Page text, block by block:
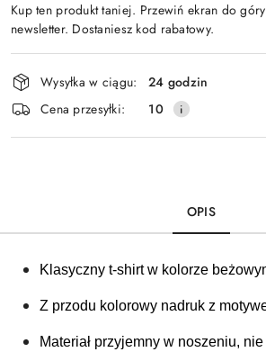
Kup ten produkt taniej. Przewiń ekran do
newsletter. Dostaniesz kod rabatowy.
Dostępność
i
dostawa
Wysyłka w ciągu:
24 godzin
Cena przesyłki:
10
OPIS
Klasyczny t-shirt w kolorze
Z przodu kolorowy nadruk z
Materiał przyjemny w noszeniu,